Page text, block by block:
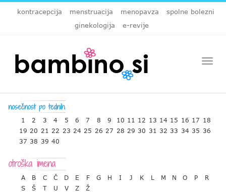
kontracepcija menstruacija menopavza
spolne bolezni
ginekologija
e-revije
1 2 3 4 5 6 7 8 9 10 11 12 13 14 15 16 17 18
19 20 21 22 23 24 25 26 27 28 29 30 31 32 33 34 35 36
37 38 39 40
A B C Č D E F G H I J K L M N O P
R
S
Š T U V Z Ž